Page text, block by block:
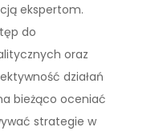
ekspertom.
do
oraz
działań
bieżąco oceniać
strategie w